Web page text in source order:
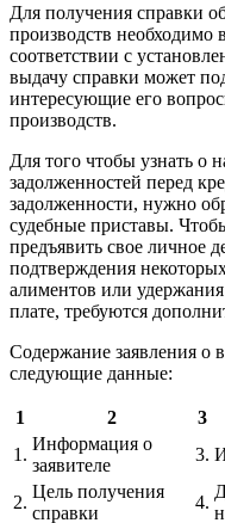
Для получения справки
производств необходимо
соответствии с
выдачу справки может
интересующие его
производств.
Для того чтобы узнать о
задолженностей перед
задолженности, нужно
судебные приставы.
предъявить свое личное
подтверждения
алиментов или
плате, требуются
Содержание заявления о
следующие данные:
1 2 3
1.
Информация о
заявителе
3.
2.
Цель получения
справки
4.